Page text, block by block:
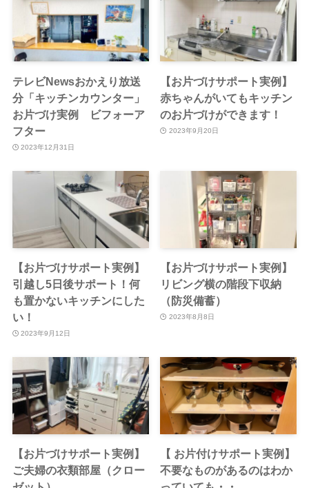
テレビNewsおかえり放送
分「キッチンカウンター」
お片づけ実例 ビフォーア
フター
2023年12月31日
【お片づけサポート実例】
赤ちゃんがいてもキッチン
のお片づけができます！
2023年9月20日
【お片づけサポート実例】
引越し5日後サポート！何
も置かないキッチンにした
い！
2023年9月12日
【お片づけサポート実例】
リビング横の階段下収納
（防災備蓄）
2023年8月8日
【お片づけサポート実例】
ご夫婦の衣類部屋（クロー
【 お片付けサポート実例】
不要なものがあるのはわか